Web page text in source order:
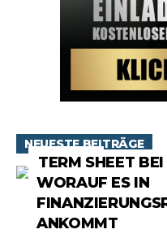
NEUESTE BEITRÄGE
TERM SHEET
WORAUF ES IN
ANKOMMT